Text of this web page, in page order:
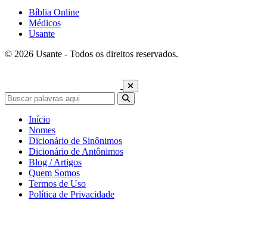
Bíblia Online
Médicos
Usante
© 2026 Usante - Todos os direitos reservados.
Início
Nomes
Dicionário de Sinônimos
Dicionário de Antônimos
Blog / Artigos
Quem Somos
Termos de Uso
Política de Privacidade